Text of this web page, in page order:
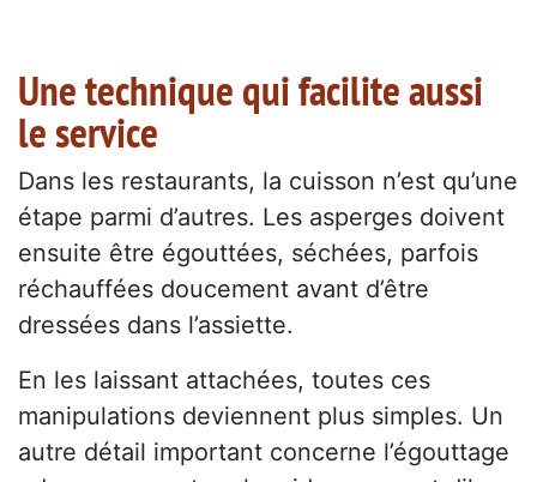
Une technique qui facilite aussi
le service
Dans les restaurants, la cuisson n’est qu’une
étape parmi d’autres. Les asperges doivent
ensuite être égouttées, séchées, parfois
réchauffées doucement avant d’être
dressées dans l’assiette.
En les laissant attachées, toutes ces
manipulations deviennent plus simples. Un
autre détail important concerne l’égouttage